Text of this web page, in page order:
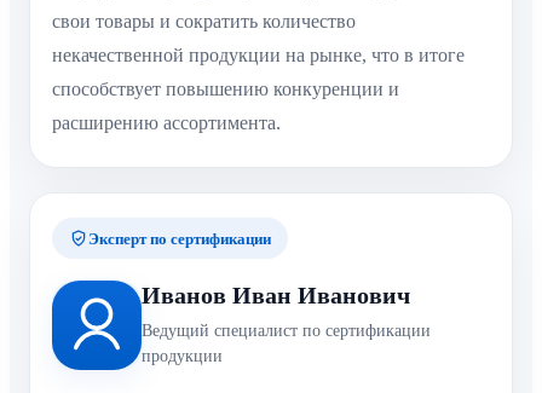
свои товары и сократить количество
некачественной продукции на рынке, что в итоге
способствует повышению конкуренции и
расширению ассортимента.
Эксперт по сертификации
Иванов Иван Иванович
Ведущий специалист по сертификации
продукции